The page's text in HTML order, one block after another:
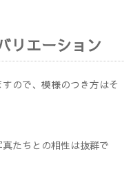
リエーション
ので、模様のつき方はそ
たちとの相性は抜群で